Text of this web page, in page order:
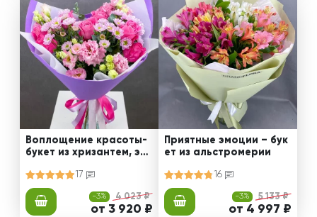
Воплощение красоты-
букет из хризантем, эус
17
-3% 4 023 ₽
от 3 920 ₽
Приятные эмоции – бук
ет из альстромерии
16
-3% 5 133 ₽
от 4 997 ₽